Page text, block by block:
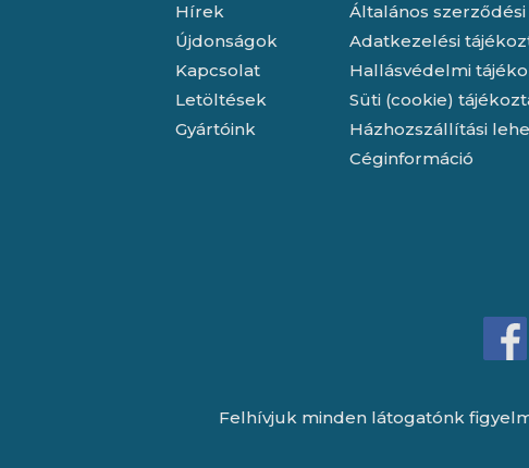
Hírek
Újdonságok
Kapcsolat
Letöltések
Gyártóink
Általános
Adatkezelési
Hallásvédelmi
Süti (cookie)
Házhozszállítási
Céginformáció
Felhívjuk minden látogatónk